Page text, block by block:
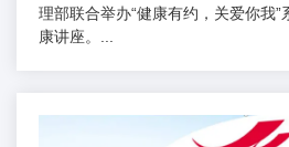
理部联合举办“健康有约，关爱你
康讲座。...